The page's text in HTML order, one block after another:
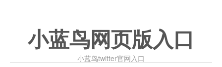
小蓝鸟网页版入口
小蓝鸟twitter官网入口